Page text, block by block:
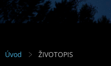
Úvod ŽIVOTOPIS